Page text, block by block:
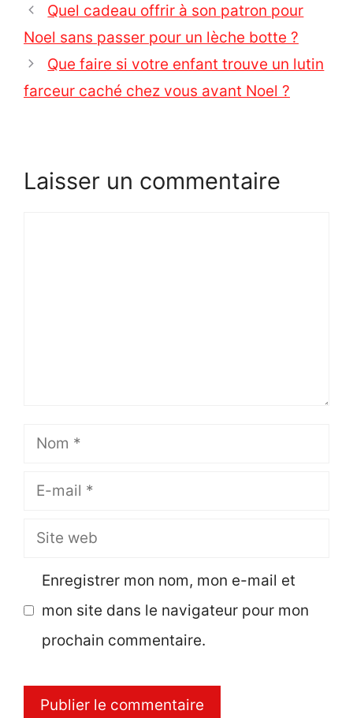
Quel cadeau offrir à son patron pour
Noel sans passer pour un lèche botte ?
Que faire si votre enfant trouve un lutin
farceur caché chez vous avant Noel ?
Laisser un commentaire
Nom
E-
Site
Enregistrer mon nom, mon e-mail et
mon site dans le navigateur pour mon
prochain commentaire.